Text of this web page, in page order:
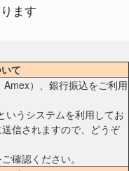
ます
て
）、銀行振込をご利用
いうシステムを利用してお
信されますので、どうぞ
確認ください。